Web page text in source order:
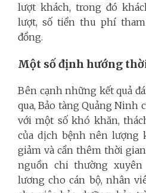
lượt khách, trong đó
lượt, số tiền thu phí
đồng.
Một số định hướng
Bên cạnh những kết quả
qua, Bảo tàng Quảng Ninh
với một số khó khăn,
của dịch bệnh nên lượng
giảm và cần thêm thời
nguồn chi thường
lương cho cán bộ, nhân